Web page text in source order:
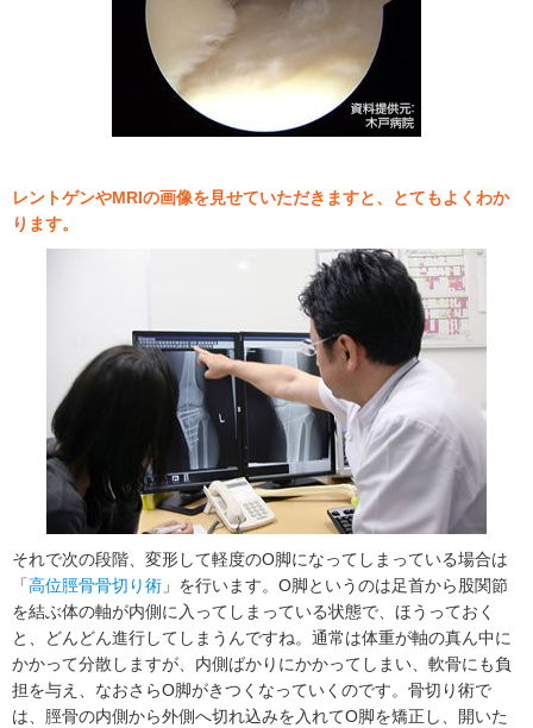
レントゲンやMRIの画像を見せていただきますと、とてもよくわか
ります。
それで次の段階、変形して軽度のO脚になってしまっている場合は
「高位脛骨骨切り術 」を行います。O脚というのは足首から股関節
を結ぶ体の軸が内側に入ってしまっている状態で、ほうっておく
と、どんどん進行してしまうんですね。通常は体重が軸の真ん中に
かかって分散しますが、内側ばかりにかかってしまい、軟骨にも負
担を与え、なおさらO脚がきつくなっていくのです。骨切り術で
は、脛骨の内側から外側へ切れ込みを入れてO脚を矯正し、開いた